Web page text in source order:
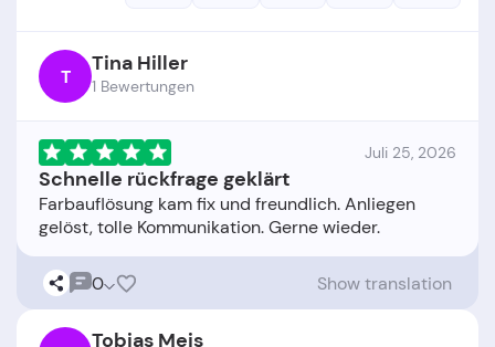
T Tina Hiller
1 Bewertungen
Juli 25, 2026
Schnelle rückfrage geklärt
Farbauflösung kam fix und freundlich. Anliegen
0 Show translation
Tobias Meis